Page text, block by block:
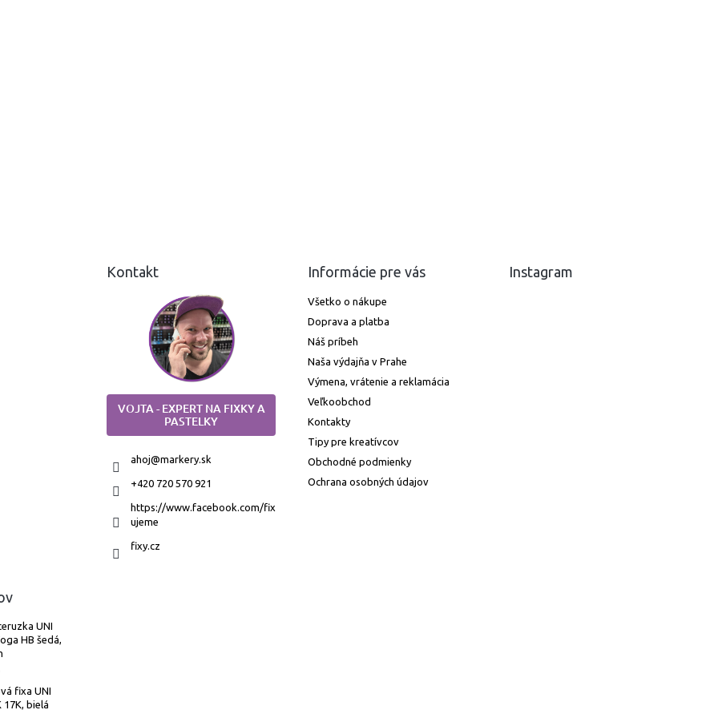
Kontakt
VOJTA - EXPERT NA FIXKY A
PASTELKY
ahoj@markery.sk
+420 720 570 921
https://www.facebook.com/fix
ujeme
fixy.cz
Informácie pre vás
Všetko o nákupe
Doprava a platba
Náš príbeh
Naša výdajňa v Prahe
Výmena, vrátenie a reklamácia
Veľkoobchod
Kontakty
Tipy pre kreatívcov
Obchodné podmienky
Ochrana osobných údajov
Instagram
UNI
HB šedá,
fixa UNI
17K, bielá